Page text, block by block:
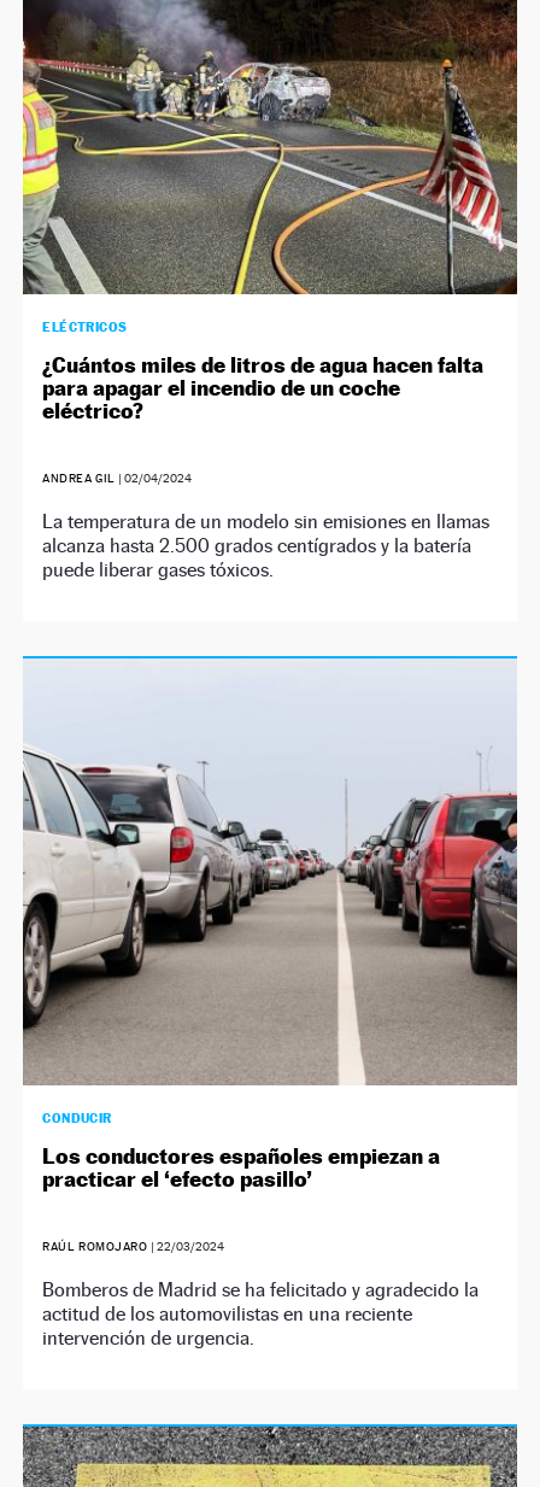
ELÉCTRICOS
¿Cuántos miles de litros de agua hacen falta
para apagar el incendio de un coche
eléctrico?
ANDREA GIL | 02/04/2024
La temperatura de un modelo sin emisiones en llamas
alcanza hasta 2.500 grados centígrados y la batería
puede liberar gases tóxicos.
CONDUCIR
Los conductores españoles empiezan a
practicar el ‘efecto pasillo’
RAÚL ROMOJARO | 22/03/2024
Bomberos de Madrid se ha felicitado y agradecido la
actitud de los automovilistas en una reciente
intervención de urgencia.